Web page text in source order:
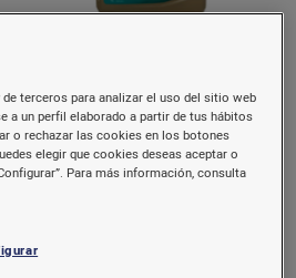
5 l.
37,39 €/u.
Comprar
terceros para analizar el uso del sitio web
a un perfil elaborado a partir de tus hábitos
o rechazar las cookies en los botones
elegir que cookies deseas aceptar o
Para más información, consulta